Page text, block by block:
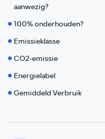
aanwezig?
100% onderhouden?
Emissieklasse
CO2-emissie
Energielabel
Gemiddeld Verbruik